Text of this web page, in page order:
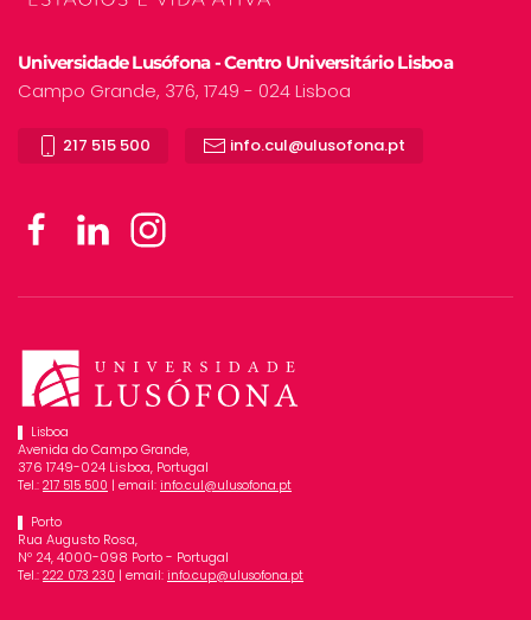
Universidade Lusófona - Centro Universitário Lisboa
Campo Grande, 376, 1749 - 024 Lisboa
217 515 500 info.cul@ulusofona.pt
Lisboa
Avenida do Campo Grande,
376 1749-024 Lisboa, Portugal
Tel.: 217 515 500 | email: info.cul@ulusofona.pt
Porto
Rua Augusto Rosa,
Nº 24, 4000-098 Porto - Portugal
Tel.: 222 073 230 | email: info.cup@ulusofona.pt